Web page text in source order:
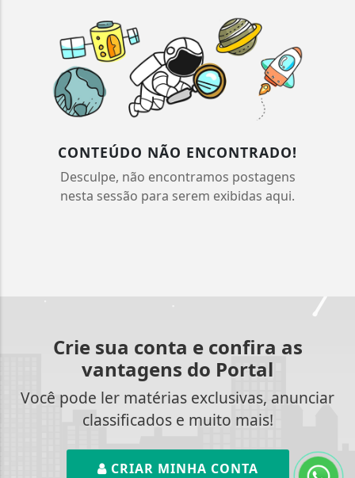
CONTEÚDO NÃO ENCONTRADO!
Desculpe, não encontramos postagens
nesta sessão para serem exibidas aqui.
Crie sua conta e confira as
vantagens do Portal
Você pode ler matérias exclusivas, anunciar
classificados e muito mais!
CRIAR MINHA CONTA